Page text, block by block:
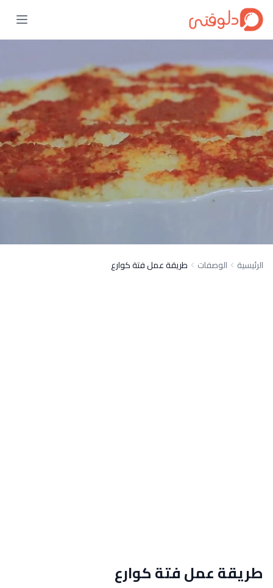
الرئيسية الوصفات طريقة عمل فتة كوارع
طريقة عمل فتة كوارع